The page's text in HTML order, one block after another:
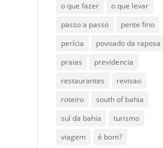
o que fazer
o que levar
passo a passo
pente fino
perícia
povoado da raposa
praias
previdencia
restaurantes
revisao
roteiro
south of bahia
sul da bahia
turismo
viagem
é bom?